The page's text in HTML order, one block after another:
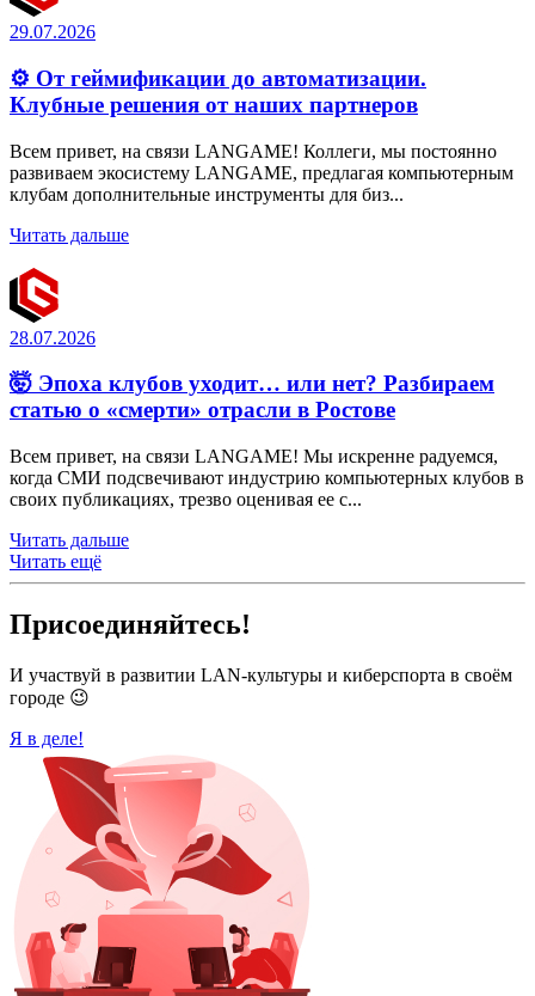
29.07.2026
⚙️ От геймификации до автоматизации.
Клубные решения от наших партнеров
Всем привет, на связи LANGAME! Коллеги, мы постоянно
развиваем экосистему LANGAME, предлагая компьютерным
клубам дополнительные инструменты для биз...
Читать дальше
28.07.2026
🤯 Эпоха клубов уходит… или нет? Разбираем
статью о «смерти» отрасли в Ростове
Всем привет, на связи LANGAME! Мы искренне радуемся,
когда СМИ подсвечивают индустрию компьютерных клубов в
своих публикациях, трезво оценивая ее с...
Читать дальше
Читать ещё
Присоединяйтесь!
И участвуй в развитии LAN-культуры и киберспорта в своём
городе 😉
Я в деле!